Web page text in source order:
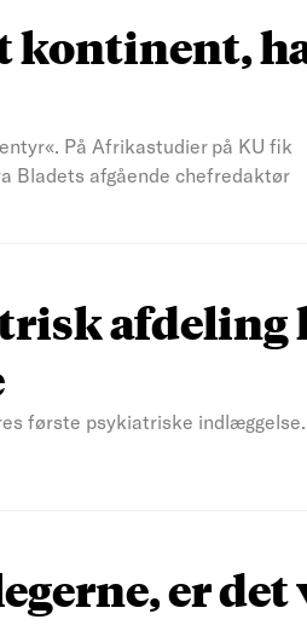
kontinent,
På Afrikastudier på KU fik
Bladets afgående chefredaktør
afdeling
første psykiatriske indlæggelse.
er